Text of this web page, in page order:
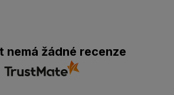
nemá žádné recenze